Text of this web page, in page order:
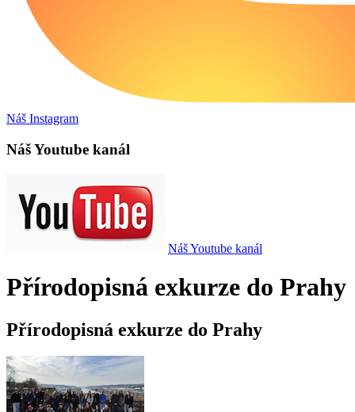
Náš Instagram
Náš Youtube kanál
Náš Youtube kanál
Přírodopisná exkurze do Prahy
Přírodopisná exkurze do Prahy